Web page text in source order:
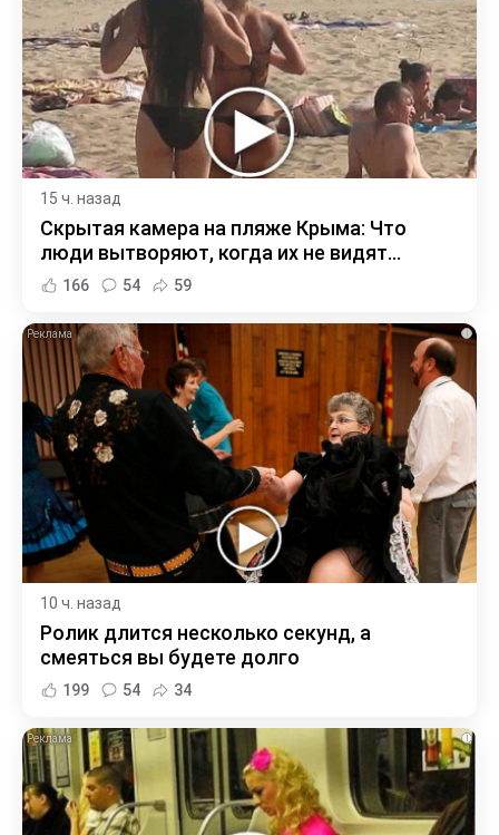
15 ч. назад
Скрытая камера на пляже Крыма: Что
люди вытворяют, когда их не видят...
166 54 59
i
10 ч. назад
Ролик длится несколько секунд, а
смеяться вы будете долго
199 54 34
i